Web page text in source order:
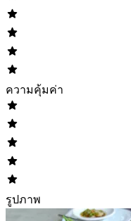
ความคุ้มค่า
รูปภาพ